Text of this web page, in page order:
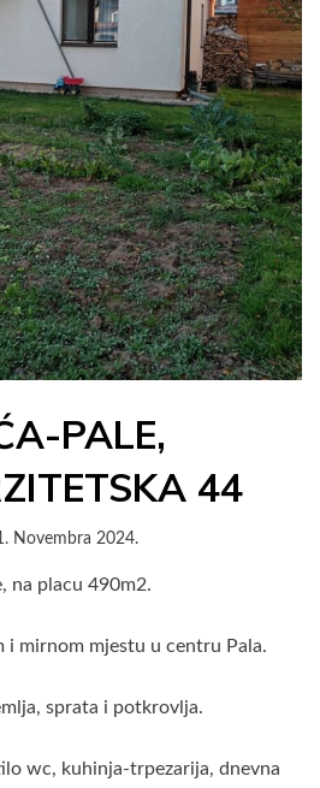
PALE,
44
AdM3Es
Novembra 2024.
na placu 490m2.
i mirnom mjestu u centru Pala.
sprata i potkrovlja.
wc, kuhinja-trpezarija, dnevna